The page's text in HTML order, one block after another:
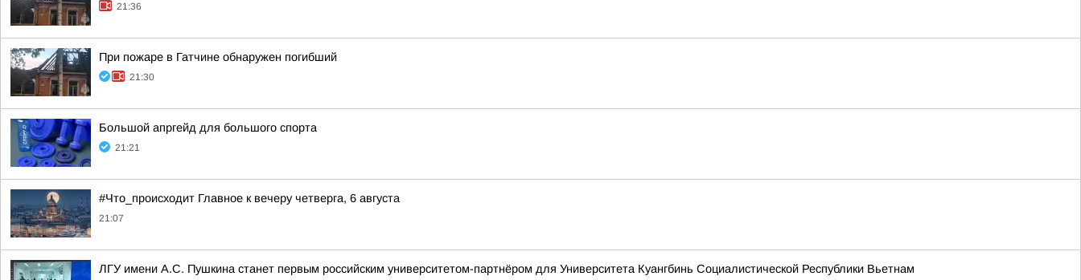
21:36
При пожаре в Гатчине обнаружен погибший
21:30
Большой апргейд для большого спорта
21:21
#Что_происходит Главное к вечеру четверга, 6 августа
21:07
ЛГУ имени А.С. Пушкина станет первым российским университетом-партнёром для Университета Куангбинь Социалистической Республики Вьетнам